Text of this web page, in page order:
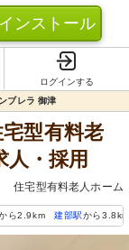
ンストール
ログインする
ブレラ 御津
宅型有料老
・採用
住宅型有料老人ホーム
ら2.9km 建部駅から3.8km